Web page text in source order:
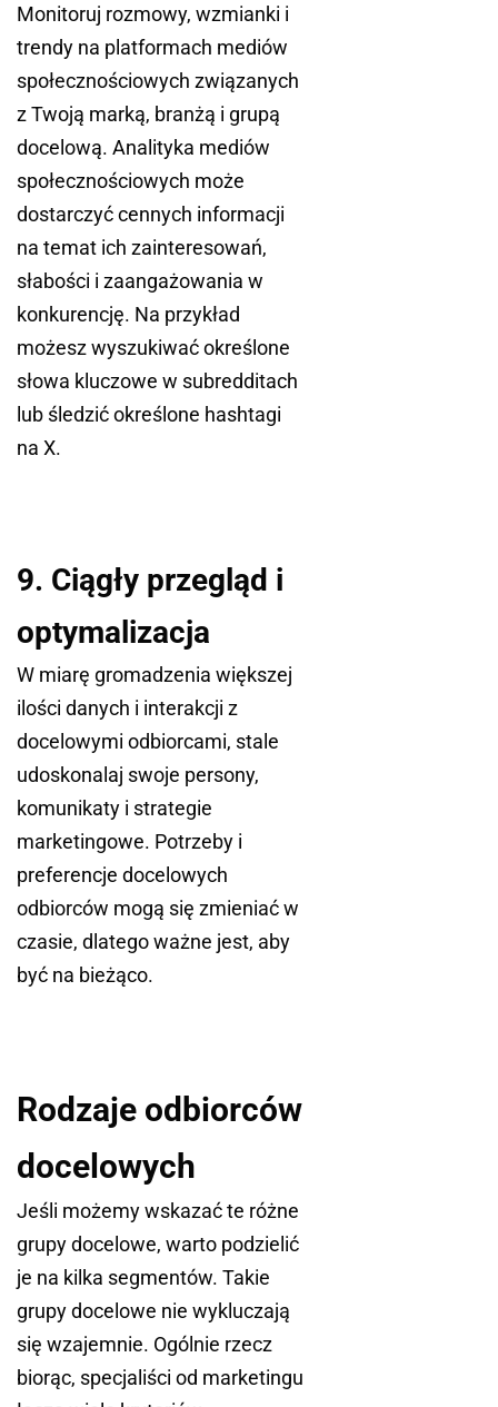
Monitoruj rozmowy, wzmianki i
trendy na platformach mediów
społecznościowych związanych
z Twoją marką, branżą i grupą
docelową. Analityka mediów
społecznościowych może
dostarczyć cennych informacji
na temat ich zainteresowań,
słabości i zaangażowania w
konkurencję. Na przykład
możesz wyszukiwać określone
słowa kluczowe w subredditach
lub śledzić określone hashtagi
na X.
9. Ciągły przegląd i
optymalizacja
W miarę gromadzenia większej
ilości danych i interakcji z
docelowymi odbiorcami, stale
udoskonalaj swoje persony,
komunikaty i strategie
marketingowe. Potrzeby i
preferencje docelowych
odbiorców mogą się zmieniać w
czasie, dlatego ważne jest, aby
być na bieżąco.
Rodzaje odbiorców
docelowych
Jeśli możemy wskazać te różne
grupy docelowe, warto podzielić
je na kilka segmentów. Takie
grupy docelowe nie wykluczają
się wzajemnie. Ogólnie rzecz
biorąc, specjaliści od marketingu